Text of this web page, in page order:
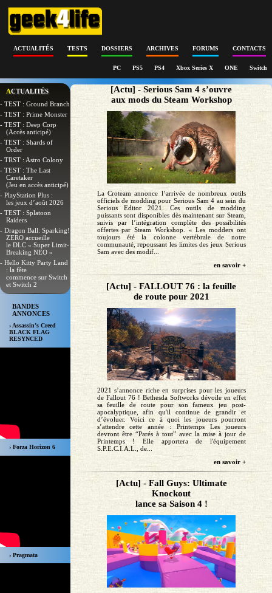
ACTUALITÉS TESTS DOSSIERS ARCHIVES FORUMS CONTACTS
PC PS5 PS4 Xbox Series X ONE Switch
ACTUALITÉS
- TEST : Ground Branch
- TEST : Prime Monster
- TEST : Deep Corp
(Accès anticipé)
- TEST : Shards of
Order
- TRST : Astro Colony
- TEST : The Last
Caretaker
(Jeu en accès anticipé)
- PlayStation Plus :
les jeux d’août 2026
- TEST : Splatoon
Raiders
- Dragon Ball: Sparking!
ZERO accueille
le DLC « Super Limit-
Breaking NEO »
- Hello Kitty Party Land
: la fête
commence sur Switch
et Switch 2
BANDES
ANNONCES
› Assassin’s Creed
BLACK FLAG
RESYNCED
› Forza Horizon 6
› Pragmata
[Actu] - Serious Sam 4 s’ouvre
aux mods du Steam Workshop
La Croteam annonce l’arrivée de nombreux outils
officiels de modding pour Serious Sam 4 au sein du
Serious Editor 2021. Ces outils de modding
puissants sont disponibles dès maintenant sur Steam,
suivis par l’intégration complète des possibilités
offertes par Steam Workshop. « Les modders ont
toujours été la colonne vertébrale de notre
communauté, repoussant les limites des jeux Serious
Sam avec des modif...
en savoir +
[Actu] - FALLOUT 76 : la feuille
de route pour 2021
2021 s’annonce riche en surprises pour les joueurs
de Fallout 76 ! Bethesda Softworks dévoile en effet
sa feuille de route pour son fameux jeu post-
apocalyptique, afin qu'il continue de grandir et
d’évoluer. Voici ce à quoi les joueurs pourront
s’attendre cette année : Printemps Les joueurs
devront être “Parés à tout” avec la mise à jour de
Printemps ! Elle apportera de l'équipement
S.P.E.C.I.A.L., de...
en savoir +
[Actu] - Fall Guys: Ultimate
Knockout
lance sa Saison 4 !